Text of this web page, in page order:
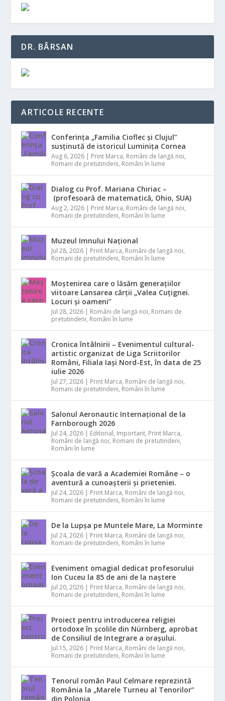
DR. BÂRSAN
ARTICOLE RECENTE
Conferința „Familia Cioflec și Clujul”
susținută de istoricul Luminița Cornea
Aug 6, 2026 | Print Marca, Români de langă noi,
Romani de pretutindeni, Români în lume
Dialog cu Prof. Mariana Chiriac –
(profesoară de matematică, Ohio, SUA)
Aug 2, 2026 | Print Marca, Români de langă noi,
Romani de pretutindeni, Români în lume
Muzeul Imnului Național
Jul 28, 2026 | Print Marca, Români de langă noi,
Romani de pretutindeni, Români în lume
Moștenirea care o lăsăm generațiilor
viitoare Lansarea cărții „Valea Cuțignei.
Locuri și oameni”
Jul 28, 2026 | Români de langă noi, Romani de
pretutindeni, Români în lume
Cronica întâlnirii – Evenimentul cultural-
artistic organizat de Liga Scriitorilor
Români, Filiala Iași Nord-Est, în data de 25
iulie 2026
Jul 27, 2026 | Print Marca, Români de langă noi,
Romani de pretutindeni, Români în lume
Salonul Aeronautic Internațional de la
Farnborough 2026
Jul 24, 2026 | Editorial, Important, Print Marca,
Români de langă noi, Romani de pretutindeni,
Români în lume
Școala de vară a Academiei Române – o
aventură a cunoașterii și prieteniei.
Jul 24, 2026 | Print Marca, Români de langă noi,
Romani de pretutindeni, Români în lume
De la Lupșa pe Muntele Mare, La Morminte
Jul 24, 2026 | Print Marca, Români de langă noi,
Romani de pretutindeni, Români în lume
Eveniment omagial dedicat profesorului
Ion Cuceu la 85 de ani de la naștere
Jul 20, 2026 | Print Marca, Români de langă noi,
Romani de pretutindeni, Români în lume
Proiect pentru introducerea religiei
ortodoxe în școlile din Nürnberg, aprobat
de Consiliul de Integrare a orașului.
Jul 15, 2026 | Print Marca, Români de langă noi,
Romani de pretutindeni, Români în lume
Tenorul român Paul Celmare reprezintă
România la „Marele Turneu al Tenorilor”
din Polonia